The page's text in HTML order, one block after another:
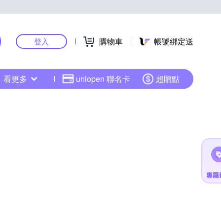
登入 購物車 帳號綁定送
看更多 uniopen 聯名卡 超贈點